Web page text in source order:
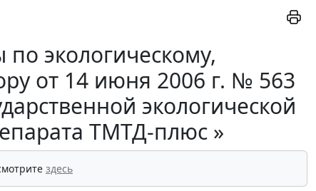
экологическому,
от 14 июня 2006 г. № 563
экологической
ТМТД-плюс »
здесь